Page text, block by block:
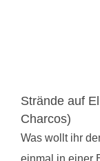
Strände auf
Charcos)
Was wollt ihr
einmal in einer